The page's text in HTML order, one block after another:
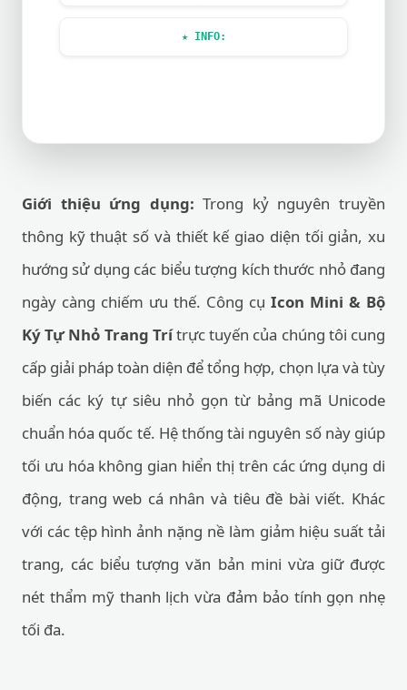
★ INFO:
Giới thiệu ứng dụng: Trong kỷ nguyên truyền
thông kỹ thuật số và thiết kế giao diện tối giản, xu
hướng sử dụng các biểu tượng kích thước nhỏ đang
ngày càng chiếm ưu thế. Công cụ Icon Mini & Bộ
Ký Tự Nhỏ Trang Trítrực tuyến của chúng tôi cung
cấp giải pháp toàn diện để tổng hợp, chọn lựa và tùy
biến các ký tự siêu nhỏ gọn từ bảng mã Unicode
chuẩn hóa quốc tế. Hệ thống tài nguyên số này giúp
tối ưu hóa không gian hiển thị trên các ứng dụng di
động, trang web cá nhân và tiêu đề bài viết. Khác
với các tệp hình ảnh nặng nề làm giảm hiệu suất tải
trang, các biểu tượng văn bản mini vừa giữ được
nét thẩm mỹ thanh lịch vừa đảm bảo tính gọn nhẹ
tối đa.